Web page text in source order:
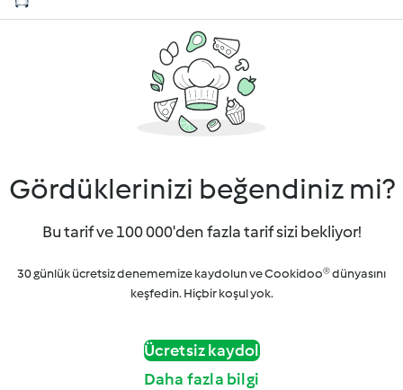
Gördüklerinizi beğendiniz mi?
Bu tarif ve 100 000'den fazla tarif sizi bekliyor!
30 günlük ücretsiz denememize kaydolun ve Cookidoo® dünyasını
keşfedin. Hiçbir koşul yok.
Ücretsiz kaydol
Daha fazla bilgi